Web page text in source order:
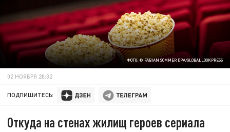
ФОТО: © FABIAN SOMMER DPA/GLOBALLOOKPRESS
02 НОЯБРЯ 20:32
ПОДПИШИТЕСЬ:
Откуда на стенах жилищ героев сериала